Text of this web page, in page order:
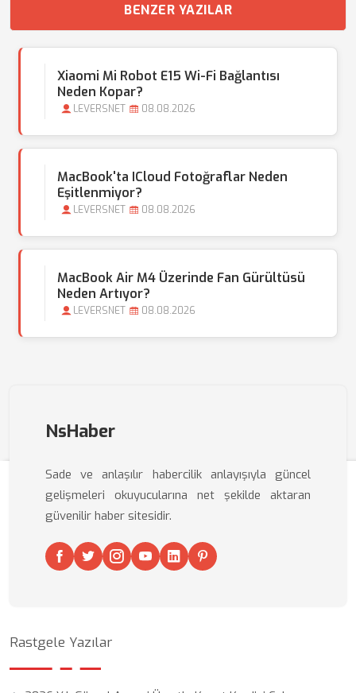
BENZER YAZILAR
Xiaomi Mi Robot E15 Wi-Fi Bağlantısı
Neden Kopar?
LEVERSNET 08.08.2026
MacBook'ta ICloud Fotoğraflar Neden
Eşitlenmiyor?
LEVERSNET 08.08.2026
MacBook Air M4 Üzerinde Fan Gürültüsü
Neden Artıyor?
LEVERSNET 08.08.2026
NsHaber
Sade ve anlaşılır habercilik anlayışıyla güncel
gelişmeleri okuyucularına net şekilde aktaran
güvenilir haber sitesidir.
Rastgele Yazılar